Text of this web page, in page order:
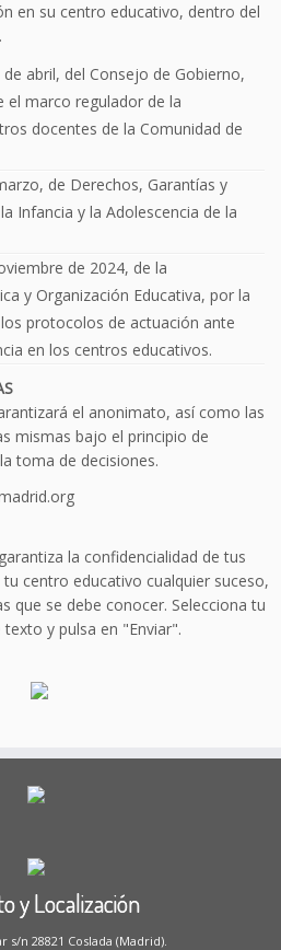
en su centro educativo, dentro del
abril, del Consejo de Gobierno,
el marco regulador de la
docentes de la Comunidad de
de Derechos, Garantías y
Infancia y la Adolescencia de la
de 2024, de la
y Organización Educativa, por la
protocolos de actuación ante
en los centros educativos.
el anonimato, así como las
mismas bajo el principio de
toma de decisiones.
la confidencialidad de tus
centro educativo cualquier suceso,
que se debe conocer. Selecciona tu
y pulsa en "Enviar".
y Localización
s/n 28821 Coslada (Madrid).